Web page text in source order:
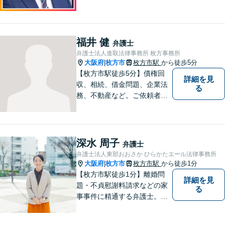
夫婦カウンセラーの資格保有
【相続問題】セミナー講師や
書籍執筆の経験あり【枚方市
駅5分】
福井 健 弁護士
弁護士法人進取法律事務所 枚方事務所
大阪府 枚方市 枚方市駅 から徒歩5分
【枚方市駅徒歩5分】債権回
収、相続、借金問題、企業法
務、不動産など。ご依頼者さ
しっかりと聞き、法律の観点
からだけでなくお気持ちやご
事情に寄り添った対応が可能
です。
詳細を見
る
深水 周子 弁護士
弁護士法人東部おおさか ひらかたエール法律事務所
大阪府 枚方市 枚方市駅 から徒歩1分
【枚方市駅徒歩1分】離婚問
題・不貞慰謝料請求などの家
事事件に精通する弁護士。依
詳細を見
る